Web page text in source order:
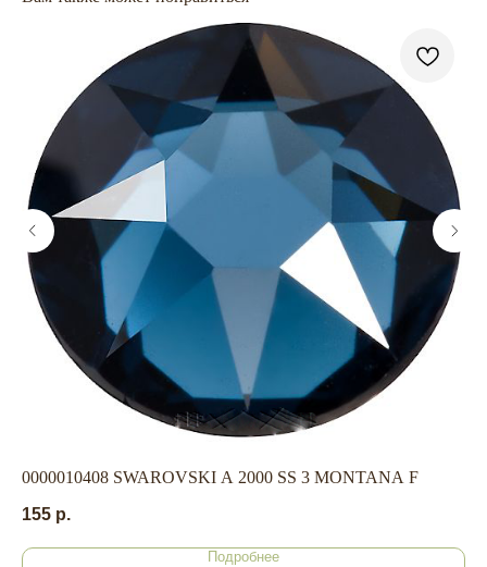
0000010408 SWAROVSKI A 2000 SS 3 MONTANA F
155 р.
Подробнее
КОНТАКТЫ
+7 909 800-50-10
ECONAIL@BK.RU
Г. ХАБАРОВСК, УЛ. КУБЯКА, 9, 1 ЭТАЖ
НАШ
АДРЕС
политика в отношении обработки
персональных данных
договор-оферта